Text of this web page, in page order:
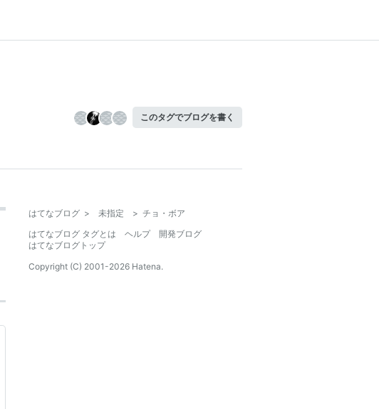
このタグでブログを書く
はてなブログ > 未指定 > チョ・ボア
はてなブログ タグとは
ヘルプ
開発ブログ
はてなブログトップ
Copyright (C) 2001-2026 Hatena.